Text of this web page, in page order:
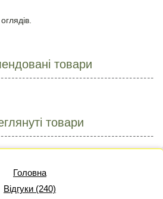
товари
товари
Головна
Відгуки (240)